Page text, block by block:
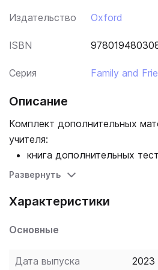
Издательство Oxford
ISBN
Серия Family and
Описание
Комплект дополнительных
учителя:
книга дополнительных
учащихся
постеры с историей к
Развернуть
Характеристики
Основные
Дата выпуска 2023